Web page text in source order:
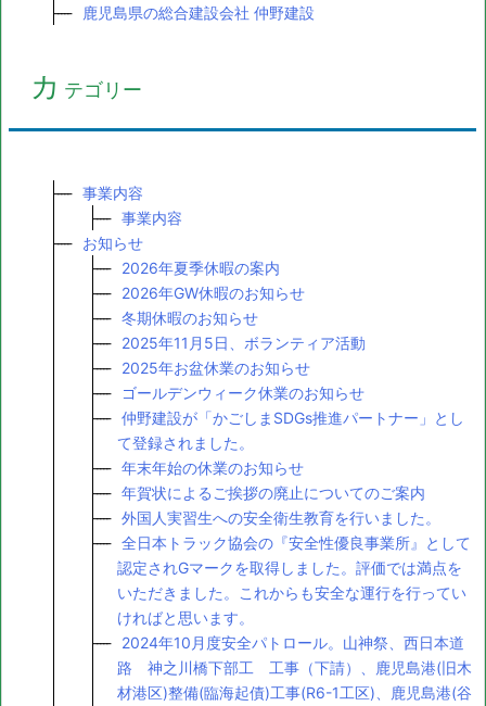
鹿児島県の総合建設会社 仲野建設
カ テゴリー
事業内容
事業内容
お知らせ
2026年夏季休暇の案内
2026年GW休暇のお知らせ
冬期休暇のお知らせ
2025年11月5日、ボランティア活動
2025年お盆休業のお知らせ
ゴールデンウィーク休業のお知らせ
仲野建設が「かごしまSDGs推進パートナー」とし
て登録されました。
年末年始の休業のお知らせ
年賀状によるご挨拶の廃止についてのご案内
外国人実習生への安全衛生教育を行いました。
全日本トラック協会の『安全性優良事業所』として
認定されGマークを取得しました。評価では満点を
いただきました。これからも安全な運行を行ってい
ければと思います。
2024年10月度安全パトロール。山神祭、西日本道
路 神之川橋下部工 工事（下請）、鹿児島港(旧木
材港区)整備(臨海起債)工事(R6-1工区)、鹿児島港(谷